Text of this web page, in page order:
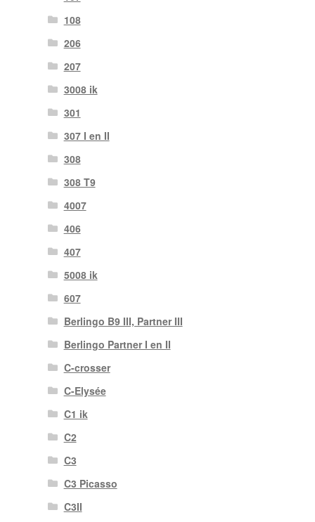
108
206
207
3008 ik
301
307 I en II
308
308 T9
4007
406
407
5008 ik
607
Berlingo B9 III, Partner III
Berlingo Partner I en II
C-crosser
C-Elysée
C1 ik
C2
C3
C3 Picasso
C3II